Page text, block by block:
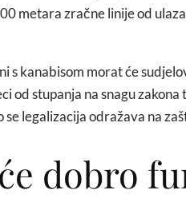
metara zračne linije od
s kanabisom morat će
od stupanja na snagu
se legalizacija odražava na
dobro